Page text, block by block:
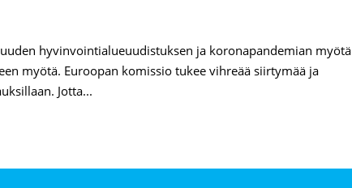
hyvinvointialueuudistuksen ja koronapandemian myötä
myötä. Euroopan komissio tukee vihreää siirtymää ja
Jotta...